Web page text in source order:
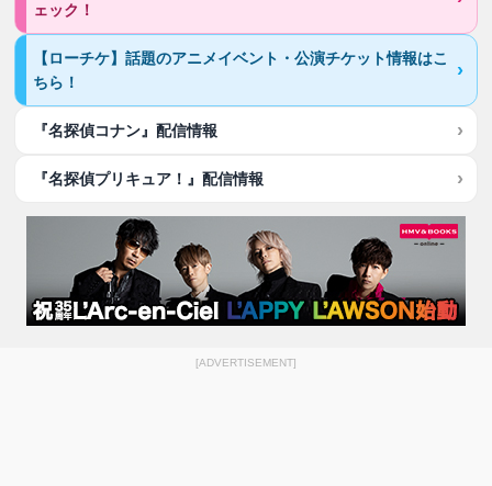
ェック！
【ローチケ】話題のアニメイベント・公演チケット情報はこ
ちら！
『名探偵コナン』配信情報
『名探偵プリキュア！』配信情報
[ADVERTISEMENT]